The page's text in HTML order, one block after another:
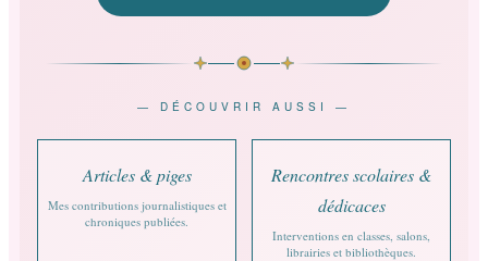
— DÉCOUVRIR AUSSI —
Articles & piges
Mes contributions journalistiques et
chroniques publiées.
Rencontres scolaires &
dédicaces
Interventions en classes, salons,
librairies et bibliothèques.